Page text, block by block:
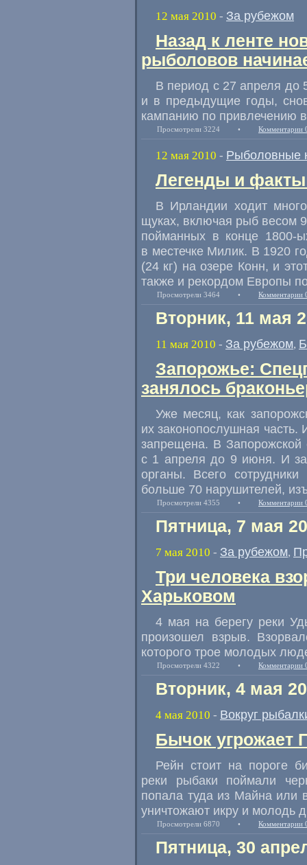
12 мая 2010 - За рубежом
Назад к ленте
рыболовов
В период с 27 апреля до
и в предыдущие годы,
кампанию по привлечению
Просмотрели 3224 • Комментарии
12 мая 2010 - Рыболовные
Легенды и
В Ирландии ходит
щуках, включая рыб весом
пойманных в конце 1800-
в местечке Милик. В 1920
(24 кг) на озере Конн, и
также и рекордом Европы
Просмотрели 3464 • Комментарии
Вторник, 11 мая
11 мая 2010 - За рубежом,
Запорожье:
занялось
Уже месяц, как
их законопослушная часть.
запрещена. В Запорожской
с 1 апреля до 9 июня. И за
органы. Всего
больше 70 нарушителей,
Просмотрели 4355 • Комментарии
Пятница, 7 мая
7 мая 2010 - За рубежом,
Три человека
Харьковом
4 мая на берегу реки
произошел взрыв.
которого трое молодых
Просмотрели 4322 • Комментарии
Вторник, 4 мая
4 мая 2010 - Вокруг
Бычок угрожает
Рейн стоит на пороге
реки рыбаки поймали
попала туда из Майна или
уничтожают икру и молодь
Просмотрели 6870 • Комментарии
Пятница, 30